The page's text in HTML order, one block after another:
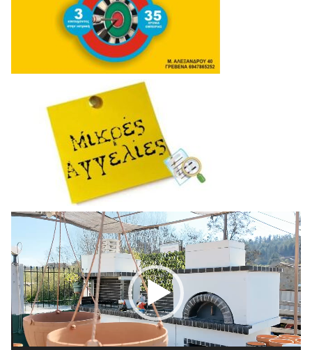
Πρόγραμμα
Αναπαραγωγής
Βίντεο